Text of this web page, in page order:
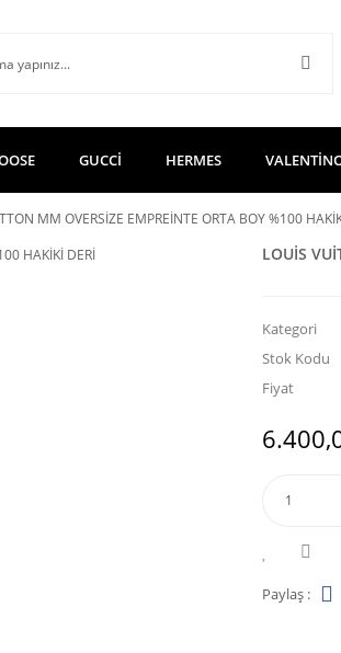
GUCCİ HERMES
MM OVERSİZE EMPREİNTE ORTA BOY %100
LOUİS
Kategori
Stok Kodu
Fiyat
Paylaş :